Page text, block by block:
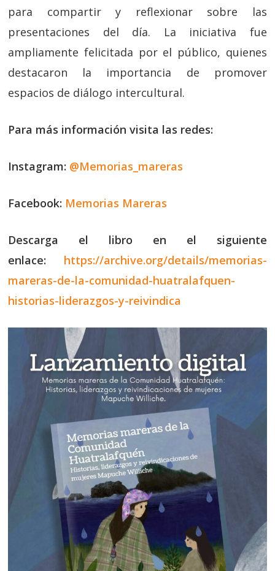
para compartir y reflexionar sobre las
presentaciones del día. La iniciativa fue
ampliamente felicitada por el público, quienes
destacaron la importancia de promover
espacios de diálogo intercultural.
Para más información visita las redes:
Instagram: @Memorias_mareras
Facebook: Memorias Mareras
Descarga el libro en el siguiente
enlace: https://archive.org/details/memorias-
mareras-de-la-comunidad-huatralafquen-
historias-liderazgos-y-reivindica